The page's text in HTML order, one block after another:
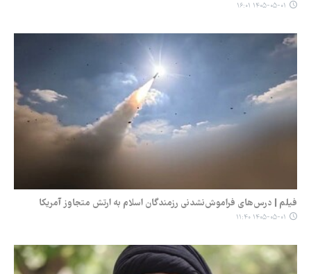
۱۴۰۵-۰۵-۰۱ ۱۶:۰۱
فیلم | درس‌های فراموش‌نشدنی رزمندگان اسلام به ارتش متجاوز آمریکا
۱۴۰۵-۰۵-۰۱ ۱۱:۴۰